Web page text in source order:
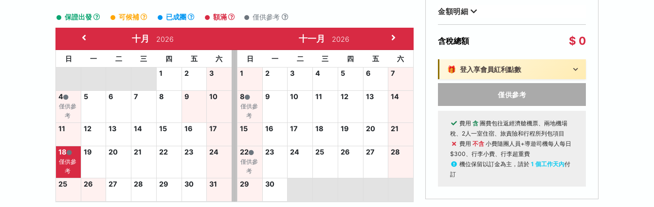
保證出發 可候補 已成團 額滿 僅供參考
十月 2026
日 一 二 三 四 五
六
1
2 3
4
僅供參
考
5 6 7 8 9 10
11 12 13 14 15 16 17
18
僅供參
考
19 20 21 22 23 24
25 26 27 28 29 30 31
十一月 2026
日 一 二 三 四 五
六
1
2 3 4 5 6 7
8
僅供參
考
9 10 11 12 13 14
15 16 17 18 19 20 21
22
僅供參
考
23 24 25 26 27 28
29 30
金額明細
含稅總額 $ 0
🎁 登入享會員紅利點數
僅供參考
費用 含 團費包往返經濟艙機票、兩地機場
稅、2人一室住宿、旅責險和行程所列包項目
費用 不含 小費隨團人員+導遊司機每人每日
$300、行李小費、行李超重費
機位保留以訂金為主，請於 1 個工作天內付
訂